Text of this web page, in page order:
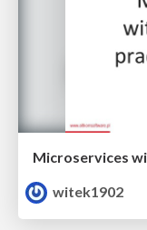
Microservices
witek1902